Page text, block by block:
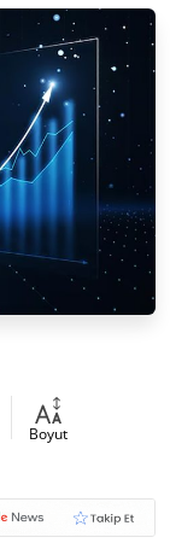
Boyut